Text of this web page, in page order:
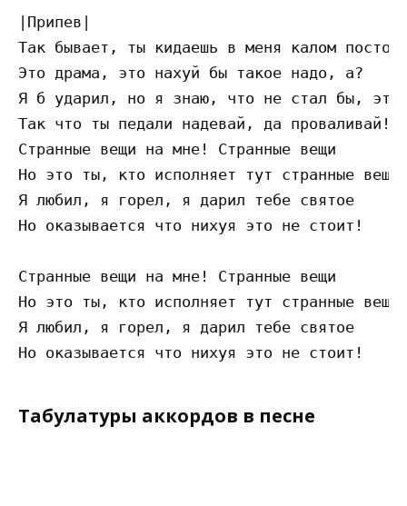
|Припев|
Так бывает, ты кидаешь в меня калом
Это драма, это нахуй бы такое надо, а?
Я б ударил, но я знаю, что не стал бы, это
Так что ты педали надевай, да проваливай!
Странные вещи на мне! Странные вещи
Но это ты, кто исполняет тут странные
Я любил, я горел, я дарил тебе святое
Но оказывается что нихуя это не стоит!
Странные вещи на мне! Странные вещи
Но это ты, кто исполняет тут странные
Я любил, я горел, я дарил тебе святое
Табулатуры аккордов в песне